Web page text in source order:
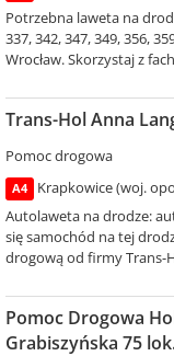
Potrzebna laweta na
337, 342, 347, 349, 356,
Wrocław. Skorzystaj z
Trans-Hol Anna
Pomoc drogowa
A4
Krapkowice (woj.
Autolaweta na drodze:
się samochód na tej
drogową od firmy Trans-
Pomoc Drogowa
Grabiszyńska 75